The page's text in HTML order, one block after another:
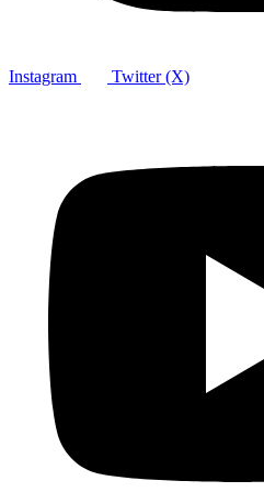
Instagram Twitter (X)